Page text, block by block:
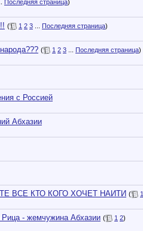
Последняя страница)
( 1 2 3 Последняя страница)
( 1 2 3 Последняя страница)
с Россией
Абхазии
ВСЕ КТО КОГО ХОЧЕТ НАИТИ ( 1
- жемчужина Абхазии ( 1 2)